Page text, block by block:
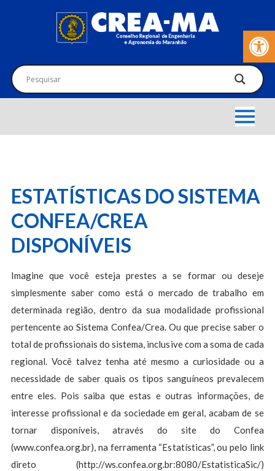
Barra de
ESTATÍSTICAS DO SISTEMA
CONFEA/CREA
DISPONÍVEIS
Imagine que você esteja prestes a se formar ou deseje
simplesmente saber como está o mercado de trabalho em
determinada região, dentro da sua modalidade profissional
pertencente ao Sistema Confea/Crea. Ou que precise saber o
total de profissionais do sistema, inclusive com a soma de cada
regional. Você talvez tenha até mesmo a curiosidade ou a
necessidade de saber quais os tipos sanguíneos prevalecem
entre eles. Pois saiba que estas e outras informações, de
interesse profissional e da sociedade em geral, acabam de se
tornar disponíveis, através do site do Confea
(www.confea.org.br), na ferramenta “Estatísticas”, ou pelo link
direto (http://ws.confea.org.br:8080/EstatisticaSic/)